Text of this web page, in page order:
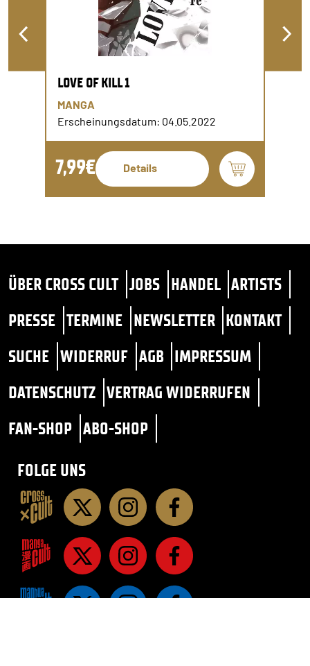
LOVE OF KILL 1
MANGA
Erscheinungsdatum: 04.05.2022
7,99€ Details
ÜBER CROSS CULT JOBS HANDEL ARTISTS
PRESSE TERMINE NEWSLETTER KONTAKT
SUCHE WIDERRUF AGB IMPRESSUM
DATENSCHUTZ VERTRAG WIDERRUFEN
FAN-SHOP ABO-SHOP
FOLGE UNS